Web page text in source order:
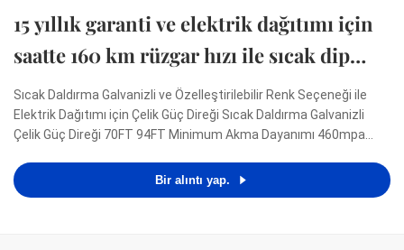
15 yıllık garanti ve elektrik dağıtımı için
saatte 160 km rüzgar hızı ile sıcak dip
galvanizli çelik güç direği
Sıcak Daldırma Galvanizli ve Özelleştirilebilir Renk Seçeneği ile
Elektrik Dağıtımı için Çelik Güç Direği Sıcak Daldırma Galvanizli
Çelik Güç Direği 70FT 94FT Minimum Akma Dayanımı 460mpa
Sütun biçimli, çokgen veya konik Malzeme ...
Bir alıntı yap.